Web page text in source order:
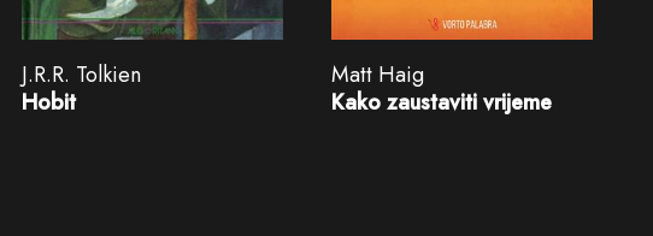
J.R.R. Tolkien
Hobit
Matt Haig
Kako zaustaviti vrijeme